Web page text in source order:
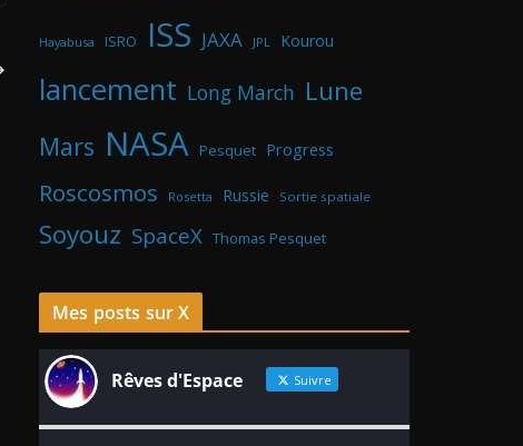
Hayabusa ISRO ISS JAXA JPL Kourou
lancement Long March Lune
Mars NASA Pesquet Progress
Roscosmos Rosetta Russie Sortie spatiale
Soyouz SpaceX Thomas Pesquet
Mes posts sur X
Rêves d'Espace Suivre